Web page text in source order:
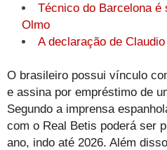
Técnico do Barcelona é
Olmo
A declaração de
O brasileiro possui vínculo
e assina por empréstimo de
Segundo a imprensa
com o Real Betis poderá ser
ano, indo até 2026. Além